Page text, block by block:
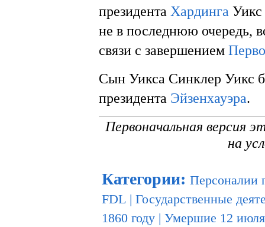
президента Хардинга Уикс
не в последнюю очередь,
связи с завершением
Сын Уикса Синклер Уикс
президента Эйзенхауэра.
Первоначальная версия
на
Категории: Персоналии
FDL | Государственные
1860 году | Умершие 12 июля